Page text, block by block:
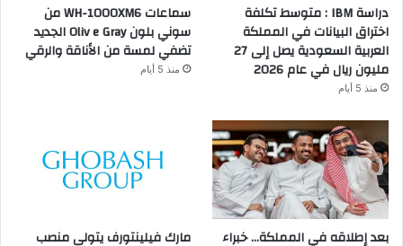
دراسة IBM : متوسط تكلفة
اختراق البيانات في المملكة
العربية السعودية يصل إلى 27
مليون ريال في عام 2026
منذ 5 أيام
سماعات WH-1000XM6 من
سوني بلون Oliv e Gray الجديد
تضفي لمسة من الأناقة والرقي
منذ 5 أيام
بعد إطلاقه في المملكة… خبراء
مارك فيلينتورف يتولى منصب